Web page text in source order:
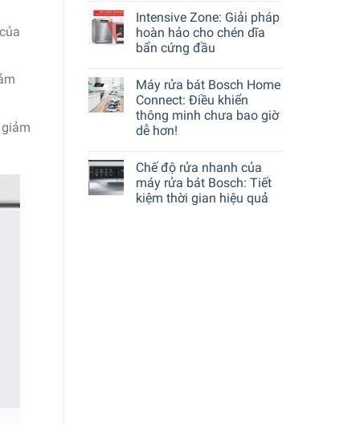
Intensive Zone: Giải pháp
hoàn hảo cho chén dĩa
bẩn cứng đầu
Máy rửa bát Bosch Home
Connect: Điều khiển
thông minh chưa bao giờ
dễ hơn!
Chế độ rửa nhanh của
máy rửa bát Bosch: Tiết
kiệm thời gian hiệu quả